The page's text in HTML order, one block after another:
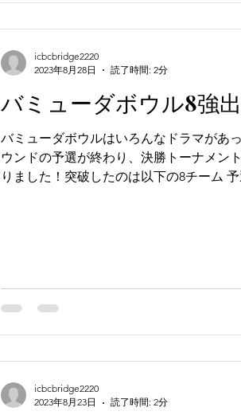
バミューダボウル8強
バミューダボウルはいろんなドラマがあ
ウンドの予選が終わり、決勝トーナメン
りました！突破したのは以下の8チーム
icbcbridge2220
2023年8月28日
読了時間: 2分
icbcbridge2220
2023年8月23日
読了時間: 2分